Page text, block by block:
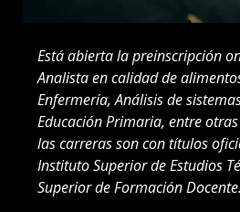
Está abierta la preinscripción
Analista en calidad de
Enfermería, Análisis de
Educación Primaria, entre
las carreras son con títulos
Instituto Superior de Estudios
Superior de Formación Docente.